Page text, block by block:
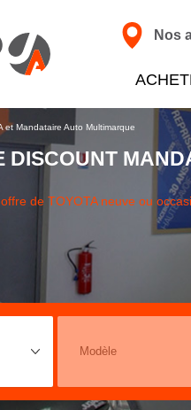
Nos
et Mandataire Auto Multimarque
DISCOUNT
de TOYOTA neuve ou